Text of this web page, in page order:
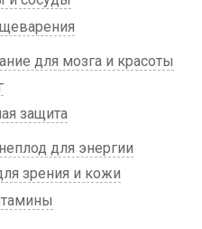
для мозга и красоты
защита
для энергии
зрения и кожи